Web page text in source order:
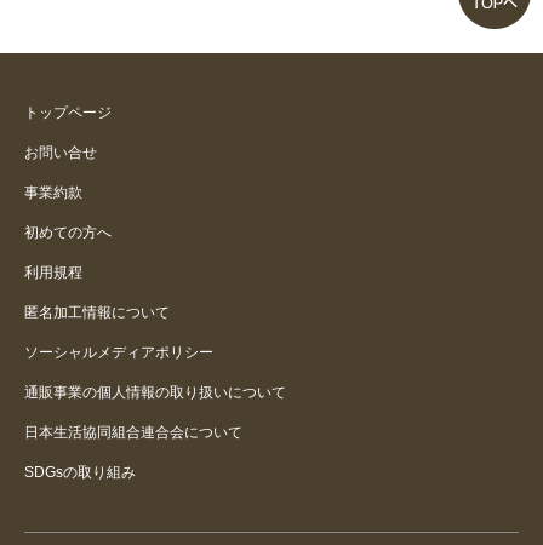
トップページ
お問い合せ
事業約款
初めての方へ
利用規程
匿名加工情報について
ソーシャルメディアポリシー
通販事業の個人情報の取り扱いについて
日本生活協同組合連合会について
SDGsの取り組み